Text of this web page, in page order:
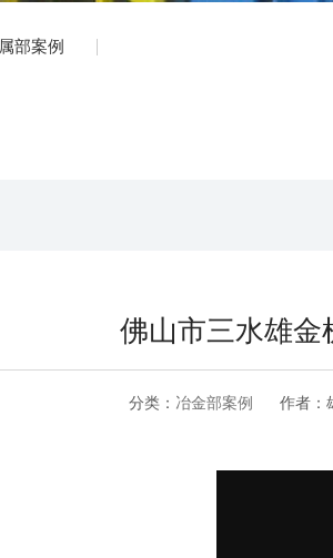
部案例
佛山市三水雄金
分类： 冶金部案例 作者：